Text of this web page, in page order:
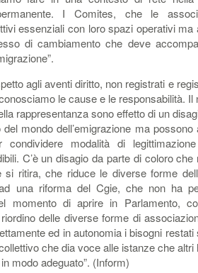
I Comites, che le
essenziali con loro spazi operativi ma
di cambiamento che deve
agli aventi diritto, non registrati e
le cause e le responsabilità. Il
rappresentanza sono effetto di un
mondo dell’emigrazione ma possono
modalità di
C’è un disagio da parte di coloro che
si ritira, che riduce le diverse forme
una riforma del Cgie, che non ha
momento di aprire in Parlamento,
delle diverse forme di
ed in autonomia i bisogni restati
che dia voce alle istanze che altri
modo adeguato”. (Inform)